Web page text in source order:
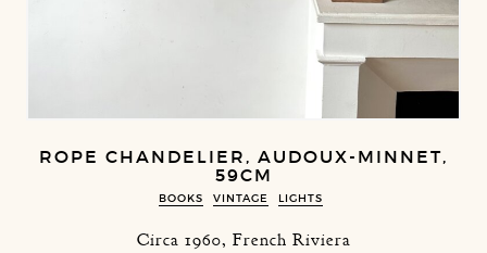
ROPE CHANDELIER, AUDOUX-MINNET,
59CM
BOOKS VINTAGE LIGHTS
Circa 1960, French Riviera